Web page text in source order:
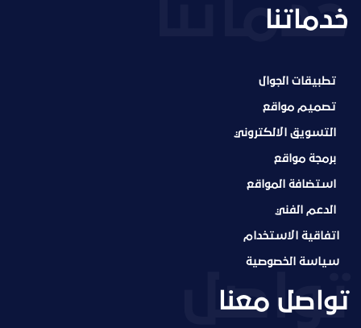
خدماتنا
تطبيقات الجوال
تصميم مواقع
التسويق الالكتروني
برمجة مواقع
استضافة المواقع
الدعم الفني
اتفاقية الاستخدام
سياسة الخصوصية
تواصل معنا